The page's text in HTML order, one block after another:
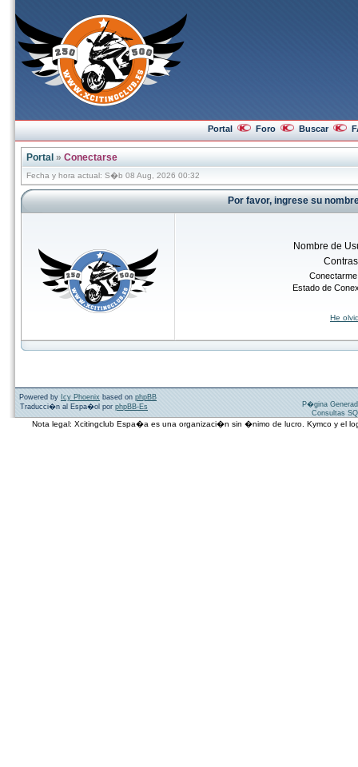
Portal Foro Buscar
Portal » Conectarse
Fecha y hora actual: S�b 08 Aug, 2026 00:32
Por favor, ingrese su
Nombre de
Estado de
He
Powered by Icy Phoenix based on phpBB
Traducci�n al Espa�ol por phpBB-Es
P�gina
Consultas
Nota legal: Xcitingclub Espa�a es una organizaci�n sin �nimo de lucro. Kymco y el